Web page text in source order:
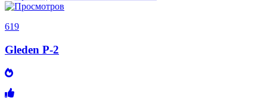
619
Gleden P-2